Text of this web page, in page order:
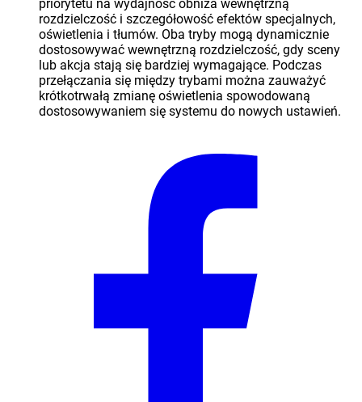
priorytetu na wydajność obniża wewnętrzną
rozdzielczość i szczegółowość efektów specjalnych,
oświetlenia i tłumów. Oba tryby mogą dynamicznie
dostosowywać wewnętrzną rozdzielczość, gdy sceny
lub akcja stają się bardziej wymagające. Podczas
przełączania się między trybami można zauważyć
krótkotrwałą zmianę oświetlenia spowodowaną
dostosowywaniem się systemu do nowych ustawień.